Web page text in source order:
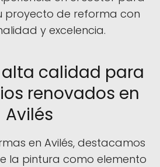
proyecto de reforma con
y excelencia.
calidad para
renovados en
Avilés
en Avilés, destacamos
la pintura como elemento